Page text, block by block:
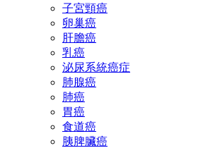
子宮頸癌
卵巢癌
肝膽癌
乳癌
泌尿系統癌症
肺腺癌
肺癌
胃癌
食道癌
胰脾臟癌